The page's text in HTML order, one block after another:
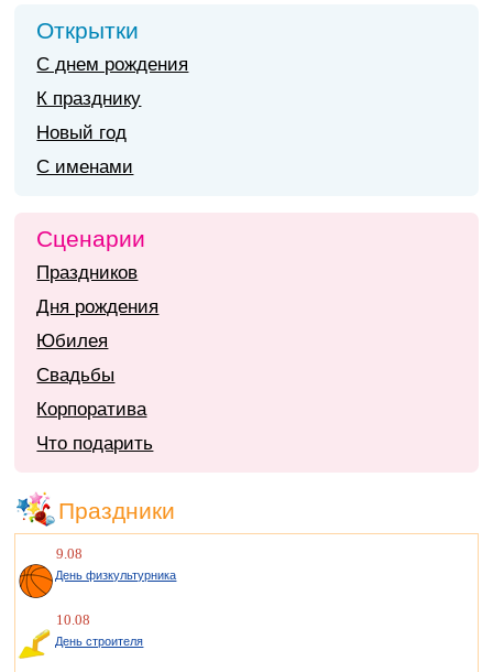
Открытки
С днем рождения
К празднику
Новый год
С именами
Сценарии
Праздников
Дня рождения
Юбилея
Свадьбы
Корпоратива
Что подарить
Праздники
9.08
День физкультурника
10.08
День строителя